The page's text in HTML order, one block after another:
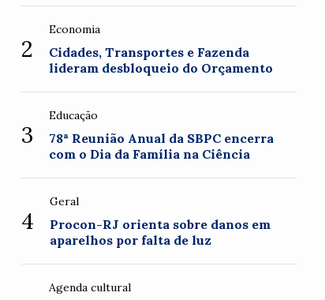
2
Economia
Cidades, Transportes e Fazenda
lideram desbloqueio do Orçamento
3
Educação
78ª Reunião Anual da SBPC encerra
com o Dia da Família na Ciência
4
Geral
Procon-RJ orienta sobre danos em
aparelhos por falta de luz
Agenda cultural